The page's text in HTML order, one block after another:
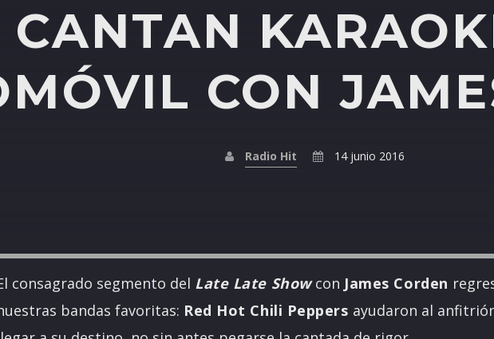
CANTAN
CON
Radio Hit 14 junio 2016
consagrado segmento del Late Late Showcon James Corden
bandas favoritas: Red Hot Chili Peppers ayudaron al